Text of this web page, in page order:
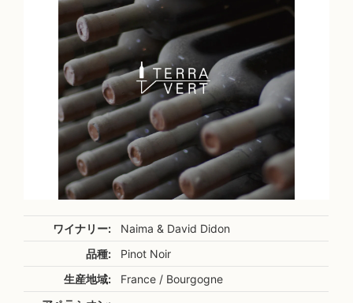
ワイナリー:
Naima & David Didon
品種:
Pinot Noir
生産地域:
France / Bourgogne